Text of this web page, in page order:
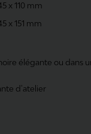
x 110 mm
x 151 mm
élégante ou dans
d'atelier